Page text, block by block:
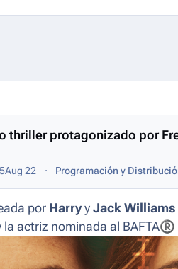
thriller protagonizado por
Aug 22 Programación y
por Harry y Jack Williams
la actriz nominada al BAFTA®